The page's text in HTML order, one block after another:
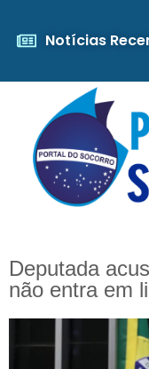
Notícias
Deputada
não entra em